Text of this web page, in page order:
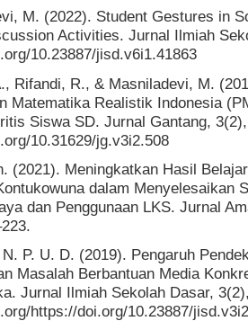
M. (2022). Student Gestures in
Activities. Jurnal Ilmiah
10.23887/jisd.v6i1.41863
Rifandi, R., & Masniladevi, M.
Matematika Realistik Indonesia
Siswa SD. Jurnal Gantang,
10.31629/jg.v3i2.508
(2021). Meningkatkan Hasil
dalam Menyelesaikan
dan Penggunaan LKS. Jurnal
P. U. D. (2019). Pengaruh
Masalah Berbantuan Media
Jurnal Ilmiah Sekolah Dasar,
https://doi.org/10.23887/